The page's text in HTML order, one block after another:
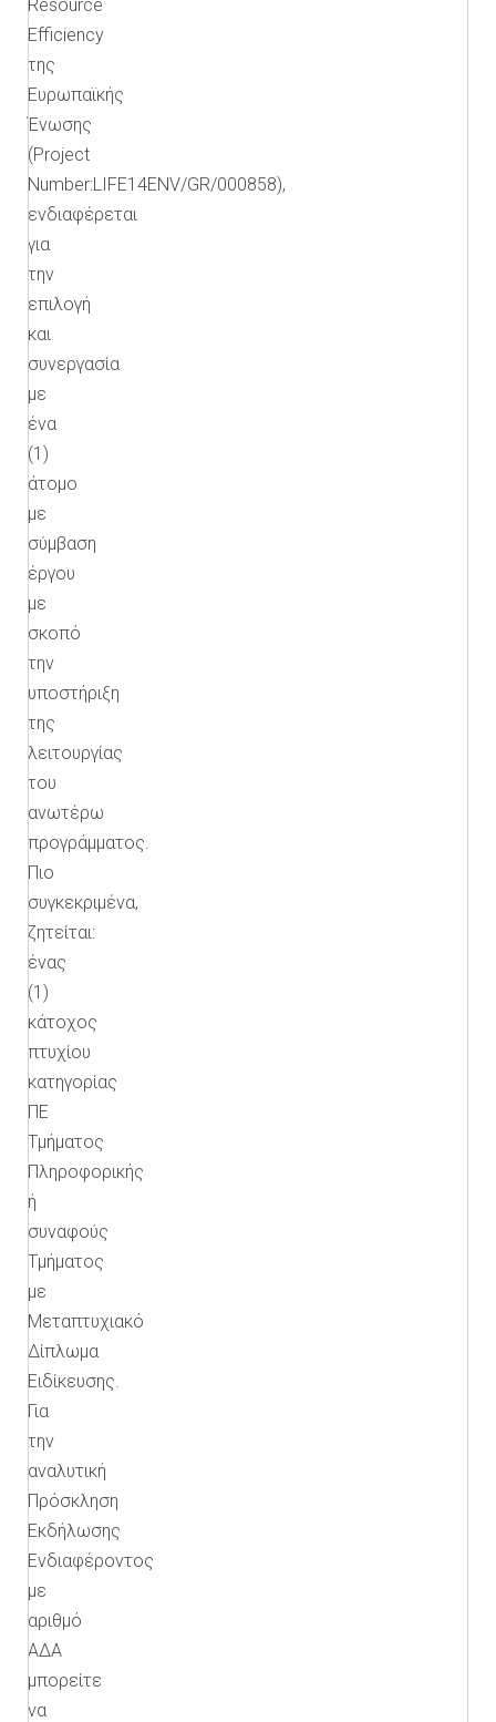
Resource
Efficiency
της
Ευρωπαϊκής
Ένωσης
(Project
Number:LIFE14ENV/GR/000858),
ενδιαφέρεται
για
την
επιλογή
και
συνεργασία
με
ένα
(1)
άτομο
με
σύμβαση
έργου
με
σκοπό
την
υποστήριξη
της
λειτουργίας
του
ανωτέρω
προγράμματος.
Πιο
συγκεκριμένα,
ζητείται:
ένας
(1)
κάτοχος
πτυχίου
κατηγορίας
ΠΕ
Τμήματος
Πληροφορικής
ή
συναφούς
Τμήματος
με
Μεταπτυχιακό
Δίπλωμα
Ειδίκευσης.
Για
την
αναλυτική
Πρόσκληση
Εκδήλωσης
Ενδιαφέροντος
με
αριθμό
ΑΔΑ
μπορείτε
να